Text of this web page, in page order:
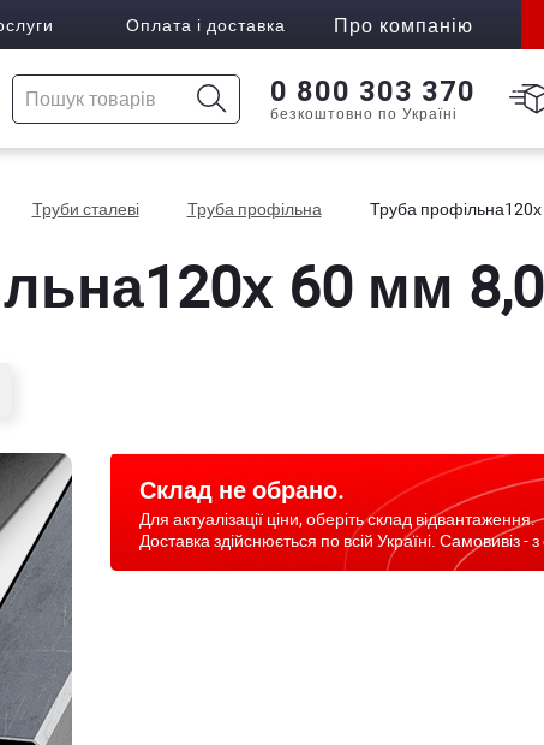
Оплата і доставка Про компанію
0 800 303 370
безкоштовно по Україні
Труби сталеві Труба профільна Труба
60 мм
Склад не обрано.
Для актуалізації ціни, оберіть склад відвантаження.
Доставка здійснюється по всій Україні. Самовивіз -